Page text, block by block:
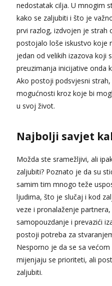
nedostatak cilja. U mnogim
kako se zaljubiti i što je
prvi razlog, izdvojen je strah
postojalo loše iskustvo koje
jedan od velikih izazova koji
preuzimanja inicijative onda
Ako postoji podsvjesni
mogućnosti kroz koje bi
u svoj život.
Najbolji savjet
Možda ste sramežljivi, ali
zaljubiti? Poznato je da su
samim tim mnogo teže
ljudima, što je slučaj i kod
veze i pronalaženje
samopouzdanje i prevazići
postoji potreba za
Nesporno je da se sa
mijenjaju se prioriteti, ali
zaljubiti.